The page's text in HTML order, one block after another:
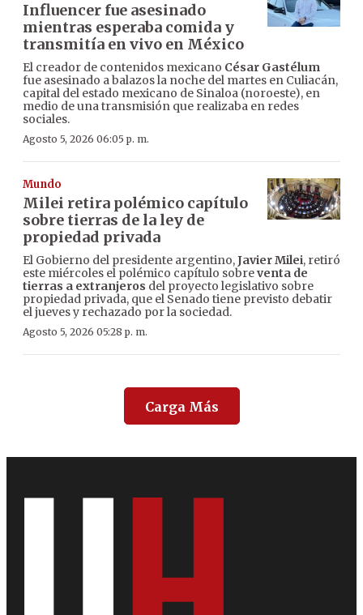
Influencer fue asesinado
mientras esperaba comida y
transmitía en vivo en México
El creador de contenidos mexicano César Gastélum
fue asesinado a balazos la noche del martes en Culiacán,
capital del estado mexicano de Sinaloa (noroeste), en
medio de una transmisión que realizaba en redes
sociales.
Agosto 5, 2026 06:05 p. m.
Mundo
Milei retira polémico capítulo
sobre tierras de la ley de
propiedad privada
El Gobierno del presidente argentino,Javier Milei, retiró
este miércoles el polémico capítulo sobreventa de
tierras a extranjeros del proyecto legislativo sobre
propiedad privada, que el Senado tiene previsto debatir
el jueves y rechazado por la sociedad.
Agosto 5, 2026 05:28 p. m.
Carga Más